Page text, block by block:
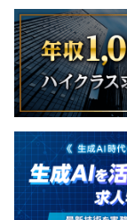
平均3名～5名で